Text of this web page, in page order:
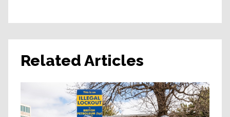
Related Articles